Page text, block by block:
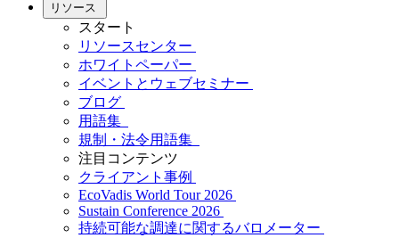
リソース
スタート
リソースセンター
ホワイトペーパー
イベントとウェブセミナー
ブログ
用語集
規制・法令用語集
注目コンテンツ
クライアント事例
EcoVadis World Tour 2026
Sustain Conference 2026
持続可能な調達に関するバロメーター